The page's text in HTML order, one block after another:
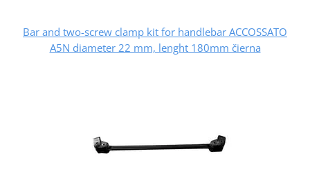
Bar and two-screw clamp kit for handlebar ACCOSSATO
A5N diameter 22 mm, lenght 180mm čierna